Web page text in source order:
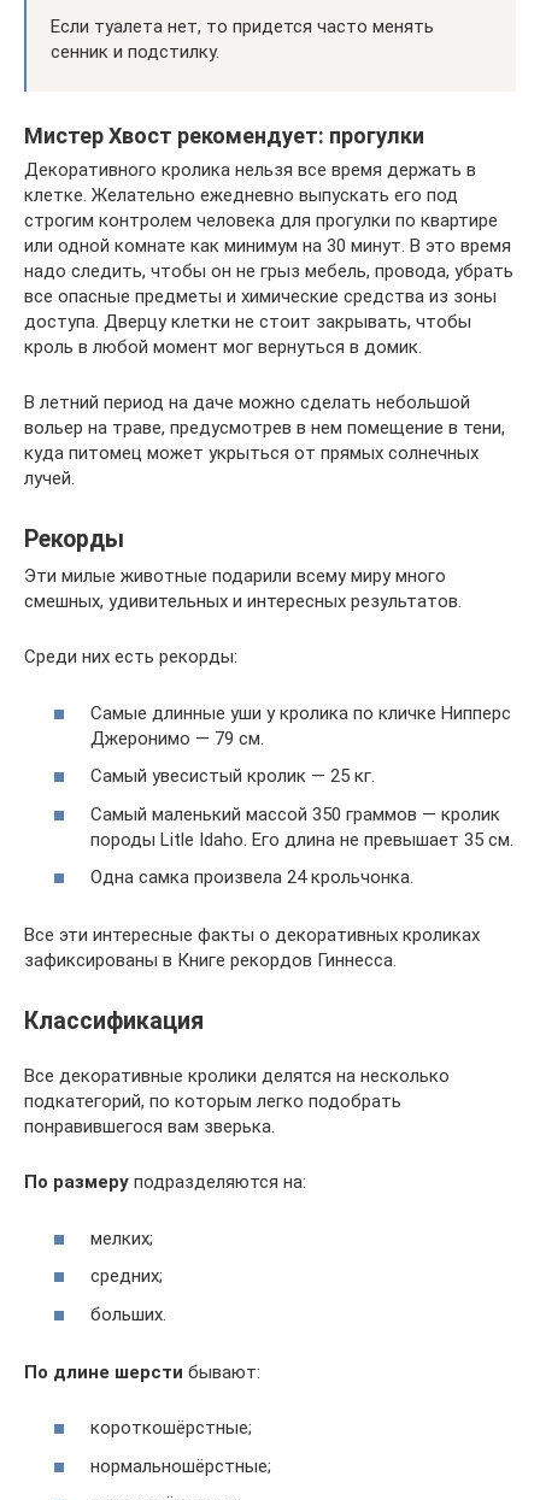
Если туалета нет, то придется часто менять
сенник и подстилку.
Мистер Хвост рекомендует: прогулки
Декоративного кролика нельзя все время держать в
клетке. Желательно ежедневно выпускать его под
строгим контролем человека для прогулки по квартире
или одной комнате как минимум на 30 минут. В это время
надо следить, чтобы он не грыз мебель, провода, убрать
все опасные предметы и химические средства из зоны
доступа. Дверцу клетки не стоит закрывать, чтобы
кроль в любой момент мог вернуться в домик.
В летний период на даче можно сделать небольшой
вольер на траве, предусмотрев в нем помещение в тени,
куда питомец может укрыться от прямых солнечных
лучей.
Рекорды
Эти милые животные подарили всему миру много
смешных, удивительных и интересных результатов.
Среди них есть рекорды:
Самые длинные уши у кролика по кличке Нипперс
Джеронимо — 79 см.
Самый увесистый кролик — 25 кг.
Самый маленький массой 350 граммов — кролик
породы Litle Idaho. Его длина не превышает 35 см.
Одна самка произвела 24 крольчонка.
Все эти интересные факты о декоративных кроликах
зафиксированы в Книге рекордов Гиннесса.
Классификация
Все декоративные кролики делятся на несколько
подкатегорий, по которым легко подобрать
понравившегося вам зверька.
По размеру подразделяются на:
мелких;
средних;
больших.
По длине шерсти бывают:
короткошёрстные;
нормальношёрстные;